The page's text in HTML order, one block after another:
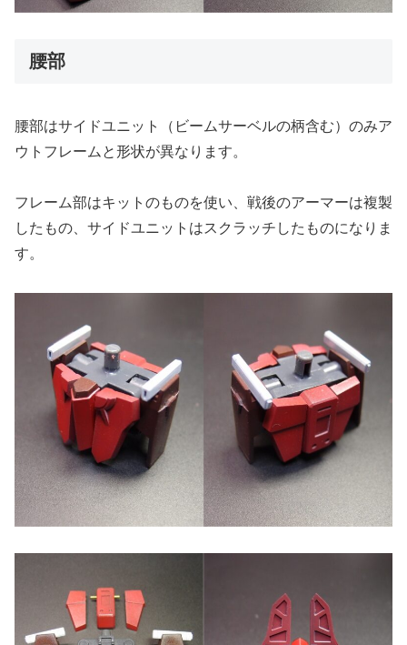
腰部
腰部はサイドユニット（ビームサーベルの柄含む）のみア
ウトフレームと形状が異なります。
フレーム部はキットのものを使い、戦後のアーマーは複製
したもの、サイドユニットはスクラッチしたものになりま
す。